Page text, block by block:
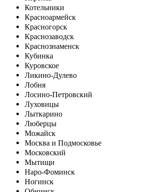
Котельники
Красноармейск
Красногорск
Краснозаводск
Краснознаменск
Кубинка
Куровское
Ликино-Дулево
Лобня
Лосино-Петровский
Луховицы
Лыткарино
Люберцы
Можайск
Москва и Подмосковье
Московский
Мытищи
Наро-Фоминск
Ногинск